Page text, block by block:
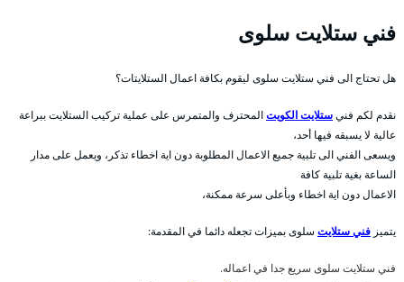
فني ستلايت سلوى
هل تحتاج الى فني ستلايت سلوى ليقوم بكافة اعمال الستلايتات؟
نقدم لكم فنيستلايت الكويتالمحترف والمتمرس على عملية تركيب الستلايت ببراعة
عالية لا يسبقه فيها أحد،
ويسعى الفني الى تلبية جميع الاعمال المطلوبة دون اية اخطاء تذكر، ويعمل على مدار
الساعة بغية تلبية كافة
الاعمال دون اية اخطاء وبأعلى سرعة ممكنة،
يتميز فني ستلايت سلوى بميزات تجعله دائما في المقدمة:
فني ستلايت سلوى سريع جدا في اعماله.